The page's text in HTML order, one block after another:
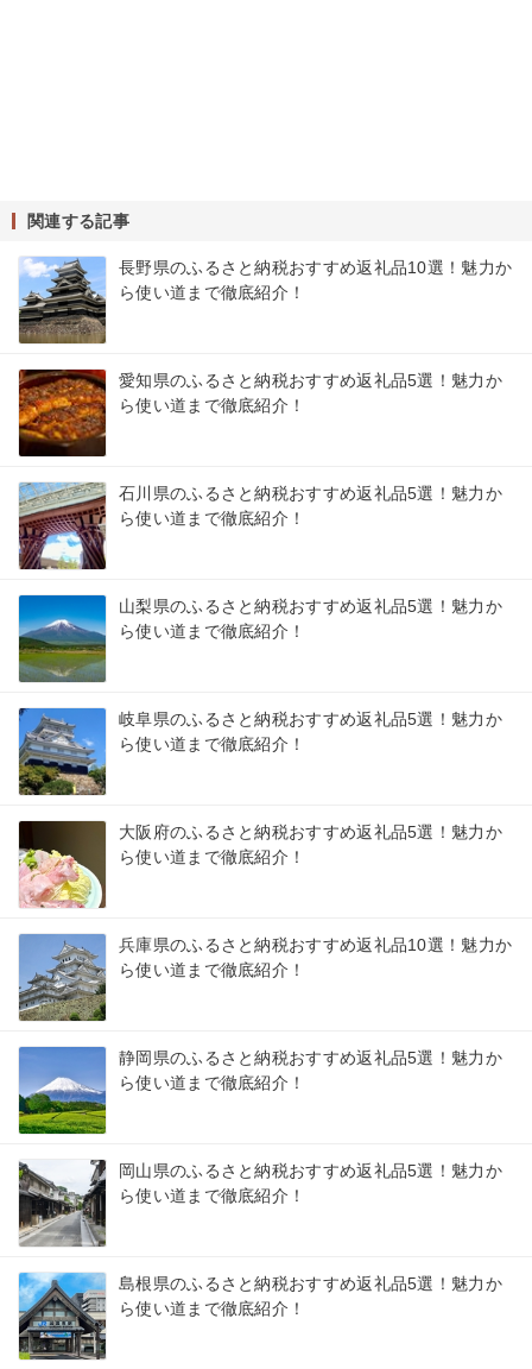
関連する記事
長野県のふるさと納税おすすめ返礼品10選！魅力か
ら使い道まで徹底紹介！
愛知県のふるさと納税おすすめ返礼品5選！魅力か
ら使い道まで徹底紹介！
石川県のふるさと納税おすすめ返礼品5選！魅力か
ら使い道まで徹底紹介！
山梨県のふるさと納税おすすめ返礼品5選！魅力か
ら使い道まで徹底紹介！
岐阜県のふるさと納税おすすめ返礼品5選！魅力か
ら使い道まで徹底紹介！
大阪府のふるさと納税おすすめ返礼品5選！魅力か
ら使い道まで徹底紹介！
兵庫県のふるさと納税おすすめ返礼品10選！魅力か
ら使い道まで徹底紹介！
静岡県のふるさと納税おすすめ返礼品5選！魅力か
ら使い道まで徹底紹介！
岡山県のふるさと納税おすすめ返礼品5選！魅力か
ら使い道まで徹底紹介！
島根県のふるさと納税おすすめ返礼品5選！魅力か
ら使い道まで徹底紹介！